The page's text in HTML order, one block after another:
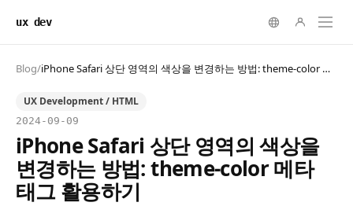
ux dev
Blog/ iPhone Safari 상단 영역의 색상을 변경하는 방법: theme-color 메타 태그 활용하기
UX Development / HTML
2024-09-09
iPhone Safari 상단 영역의 색상을
변경하는 방법: theme-color 메타
태그 활용하기